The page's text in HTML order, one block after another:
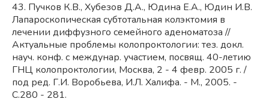
43. Пучков К.В., Хубезов Д.А., Юдина Е.А., Юдин И.В.
Лапароскопическая субтотальная колэктомия в
лечении диффузного семейного аденоматоза //
Актуальные проблемы колопроктологии: тез. докл.
науч. конф. с междунар. участием, посвящ. 40-летию
ГНЦ колопроктологии, Москва, 2 - 4 февр. 2005 г. /
под ред. Г.И. Воробьева, И.Л. Халифа. - М., 2005. -
С.280 - 281.